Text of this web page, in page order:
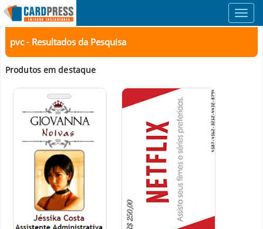
pvc - Resultados da Pesquisa
Produtos em destaque